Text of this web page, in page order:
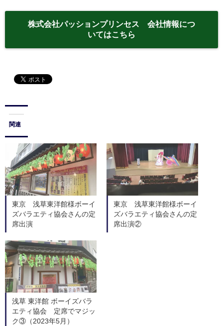
株式会社パッションプリンセス 会社情報につ
いてはこちら
関連
東京 浅草東洋館様ボーイ
ズバラエティ協会さんの定
席出演
東京 浅草東洋館様ボーイ
ズバラエティ協会さんの定
席出演②
浅草 東洋館 ボーイズバラ
エティ協会 定席でマジッ
ク③（2023年5月）